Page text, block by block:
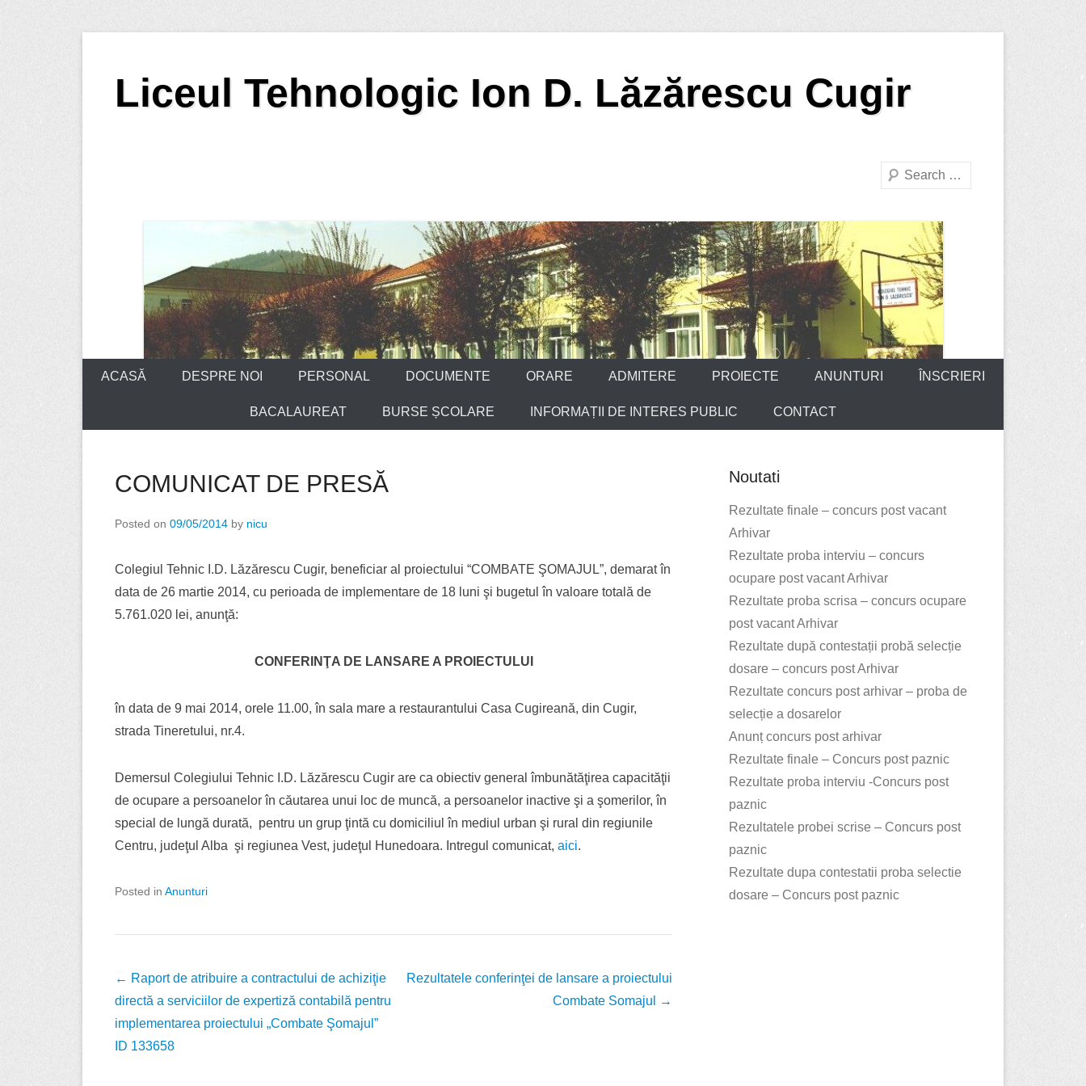
Liceul Tehnologic Ion D. Lăzărescu Cugir
Search
ACASĂ DESPRE NOI PERSONAL DOCUMENTE ORARE ADMITERE PROIECTE ANUNTURI ÎNSCRIERI
BACALAUREAT BURSE ȘCOLARE INFORMAȚII DE INTERES PUBLIC CONTACT
COMUNICAT DE PRESĂ
Posted on 09/05/2014 by nicu
Colegiul Tehnic I.D. Lăzărescu Cugir, beneficiar al proiectului “COMBATE ŞOMAJUL”, demarat în
data de 26 martie 2014, cu perioada de implementare de 18 luni şi bugetul în valoare totală de
5.761.020 lei, anunţă:
CONFERINŢA DE LANSARE A PROIECTULUI
în data de 9 mai 2014, orele 11.00, în sala mare a restaurantului Casa Cugireană, din Cugir,
strada Tineretului, nr.4.
Demersul Colegiului Tehnic I.D. Lăzărescu Cugir are ca obiectiv general îmbunătăţirea capacităţii
de ocupare a persoanelor în căutarea unui loc de muncă, a persoanelor inactive şi a şomerilor, în
special de lungă durată, pentru un grup ţintă cu domiciliul în mediul urban şi rural din regiunile
Centru, judeţul Alba şi regiunea Vest, judeţul Hunedoara. Intregul comunicat, aici.
Posted in Anunturi
Post
navigation
← Raport de atribuire a contractului de achiziţie
directă a serviciilor de expertiză contabilă pentru
implementarea proiectului „Combate Şomajul”
ID 133658
Rezultatele conferinţei de lansare a proiectului
Combate Somajul
→
Noutati
Rezultate finale – concurs post vacant
Arhivar
Rezultate proba interviu – concurs
ocupare post vacant Arhivar
Rezultate proba scrisa – concurs ocupare
post vacant Arhivar
Rezultate după contestații probă selecție
dosare – concurs post Arhivar
Rezultate concurs post arhivar – proba de
selecție a dosarelor
Anunț concurs post arhivar
Rezultate finale – Concurs post paznic
Rezultate proba interviu -Concurs post
paznic
Rezultatele probei scrise – Concurs post
paznic
Rezultate dupa contestatii proba selectie
dosare – Concurs post paznic